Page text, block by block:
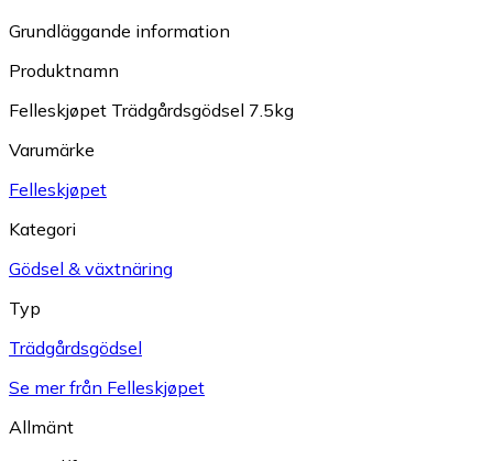
Grundläggande information
Produktnamn
Felleskjøpet Trädgårdsgödsel 7.5kg
Varumärke
Felleskjøpet
Kategori
Gödsel & växtnäring
Typ
Trädgårdsgödsel
Se mer från Felleskjøpet
Allmänt